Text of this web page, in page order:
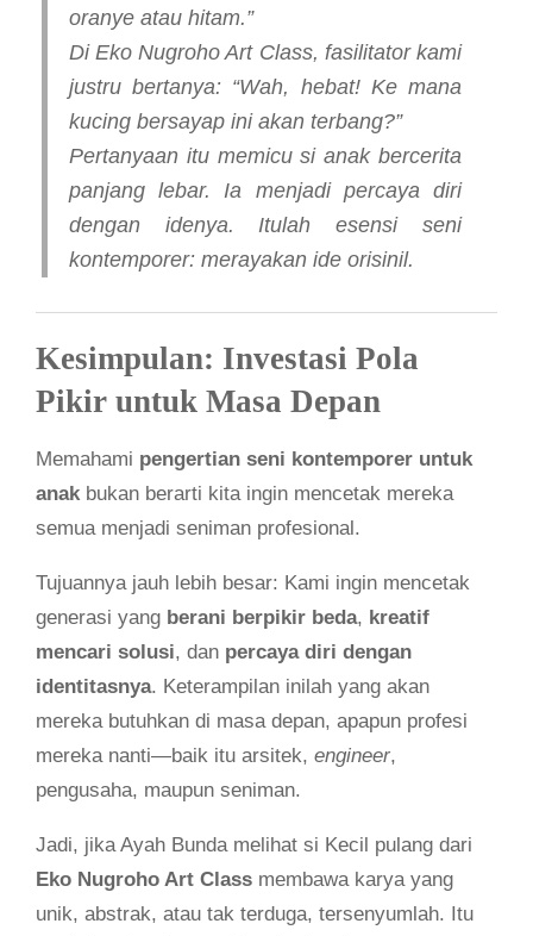
oranye atau hitam.”
Di Eko Nugroho Art Class, fasilitator kami
justru bertanya: “Wah, hebat! Ke mana
kucing bersayap ini akan terbang?”
Pertanyaan itu memicu si anak bercerita
panjang lebar. Ia menjadi percaya diri
dengan idenya. Itulah esensi seni
kontemporer: merayakan ide orisinil.
Kesimpulan: Investasi Pola
Pikir untuk Masa Depan
Memahami pengertian seni kontemporer untuk
anakbukan berarti kita ingin mencetak mereka
semua menjadi seniman profesional.
Tujuannya jauh lebih besar: Kami ingin mencetak
generasi yang berani berpikir beda, kreatif
mencari solusi, dan percaya diri dengan
identitasnya. Keterampilan inilah yang akan
mereka butuhkan di masa depan, apapun profesi
mereka nanti—baik itu arsitek, engineer,
pengusaha, maupun seniman.
Jadi, jika Ayah Bunda melihat si Kecil pulang dari
Eko Nugroho Art Class membawa karya yang
unik, abstrak, atau tak terduga, tersenyumlah. Itu